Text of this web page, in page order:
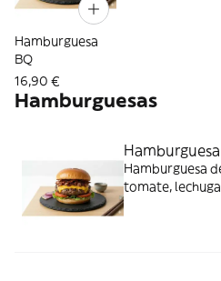
Hamburguesa
BQ
16,90 €
Hamburguesas
Hamburguesa
tomate,